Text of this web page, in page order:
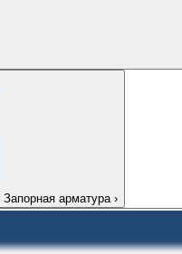
Запорная арматура ›